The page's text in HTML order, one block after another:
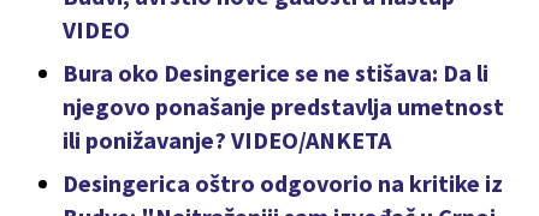
VIDEO
Bura oko Desingerice se ne stišava: Da li
njegovo ponašanje predstavlja umetnost
ili ponižavanje? VIDEO/ANKETA
Desingerica oštro odgovorio na kritike iz